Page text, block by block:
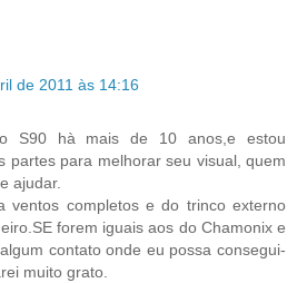
de 2011 às 14:16
S90 hà mais de 10 anos,e estou
partes para melhorar seu visual, quem
ajudar.
ventos completos e do trinco externo
forem iguais aos do Chamonix e
contato onde eu possa consegui-
muito grato.